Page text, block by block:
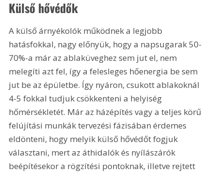
Külső hővédők
A külső árnyékolók működnek a legjobb
hatásfokkal, nagy előnyük, hogy a napsugarak 50-
70%-a már az ablaküveghez sem jut el, nem
melegíti azt fel, így a felesleges hőenergia be sem
jut be az épületbe. Így nyáron, csukott ablakoknál
4-5 fokkal tudjuk csökkenteni a helyiség
hőmérsékletét. Már az házépítés vagy a teljes körű
felújítási munkák tervezési fázisában érdemes
eldönteni, hogy melyik külső hővédőt fogjuk
választani, mert az áthidalók és nyílászárók
beépítésekor a rögzítési pontoknak, illetve rejtett